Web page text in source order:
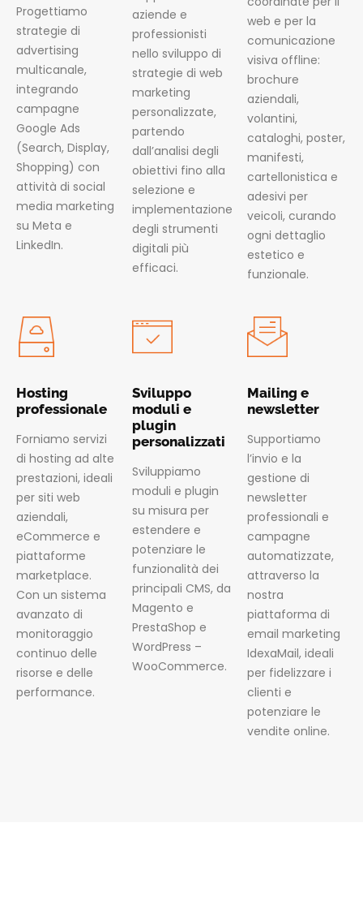
Progettiamo
strategie di
advertising
multicanale,
integrando
campagne
Google Ads
(Search, Display,
Shopping) con
attività di social
media marketing
su Meta e
LinkedIn.
aziende e
professionisti
nello sviluppo di
strategie di web
marketing
personalizzate,
partendo
dall’analisi degli
obiettivi fino alla
selezione e
implementazione
degli strumenti
digitali più
efficaci.
web e per la
comunicazione
visiva offline:
brochure
aziendali,
volantini,
cataloghi, poster,
manifesti,
cartellonistica e
adesivi per
veicoli, curando
ogni dettaglio
estetico e
funzionale.
Hosting
professionale
Forniamo servizi
di hosting ad alte
prestazioni, ideali
per siti web
aziendali,
eCommerce e
piattaforme
marketplace.
Con un sistema
avanzato di
monitoraggio
continuo delle
risorse e delle
performance.
Sviluppo
moduli e
plugin
personalizzati
Sviluppiamo
moduli e plugin
su misura per
estendere e
potenziare le
funzionalità dei
principali CMS, da
Magento e
PrestaShop e
WordPress –
WooCommerce.
Mailing e
newsletter
Supportiamo
l’invio e la
gestione di
newsletter
professionali e
campagne
automatizzate,
attraverso la
nostra
piattaforma di
email marketing
IdexaMail, ideali
per fidelizzare i
clienti e
potenziare le
vendite online.